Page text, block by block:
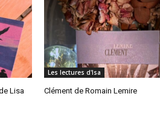
Lisa
Les lectures d'Isa
Clément de Romain Lemire